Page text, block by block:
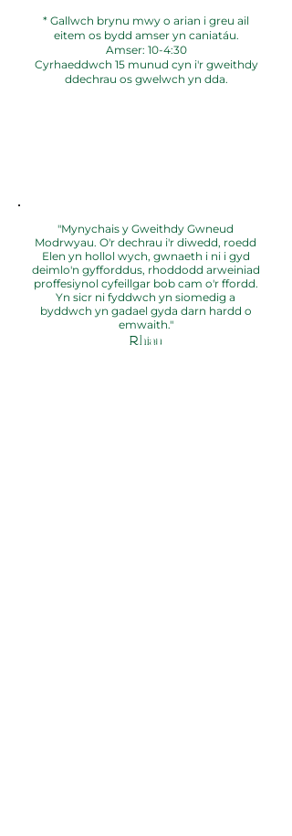
* Gallwch brynu mwy o arian i greu ail
eitem os bydd amser yn caniatáu.
Amser: 10-4:30
Cyrhaeddwch 15 munud cyn i'r gweithdy
ddechrau os gwelwch yn dda.
"Mynychais y Gweithdy Gwneud
Modrwyau. O'r dechrau i'r diwedd, roedd
Elen yn hollol wych, gwnaeth i ni i gyd
deimlo'n gyfforddus, rhoddodd arweiniad
proffesiynol cyfeillgar bob cam o'r ffordd.
Yn sicr ni fyddwch yn siomedig a
byddwch yn gadael gyda darn hardd o
emwaith."
Rhian